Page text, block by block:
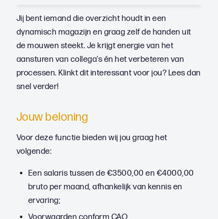
Jij bent iemand die overzicht houdt in een
dynamisch magazijn en graag zelf de handen uit
de mouwen steekt. Je krijgt energie van het
aansturen van collega’s én het verbeteren van
processen. Klinkt dit interessant voor jou? Lees dan
snel verder!
Jouw beloning
Voor deze functie bieden wij jou graag het
volgende:
Een salaris tussen de €3500,00 en €4000,00
bruto per maand, afhankelijk van kennis en
ervaring;